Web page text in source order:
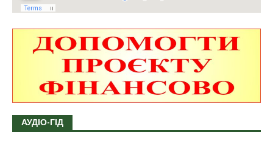
АУДІО-ГІД